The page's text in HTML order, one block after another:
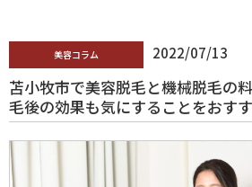
美容コラム 2022/07/13
苫小牧市で美容脱毛と機械脱毛の
毛後の効果も気にすることをおす